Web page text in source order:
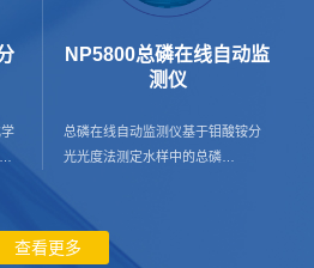
色液晶屏显示，实现便利的人机交
互； - 应用行业： 膜法水处理，
化，工业。 - 产品介绍： SDI是反
渗透系统进水安全核心指标，直接
多通道全自动在线SDI测定仪，严格
遵循国际标准，全自动恒压测试、
自动计算、自动存储，杜绝人工误
NP5800总磷在线自动监
测仪
总磷在线自动监测仪基于钼酸铵分
光光度法测定水样中的总磷
HJ/T 103-2003 《总磷水质自动分
析仪技术要求》，HJC-ZY97-2022
《水质总磷自动监测仪检测作业指
查看更多